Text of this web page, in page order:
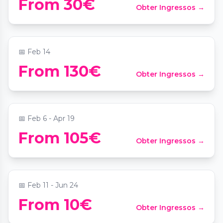
From 30€ Obter Ingressos →
Vive les mariés! : Formule dîner-spectacle
📍Le Solaris
📅 Feb 14
From 130€ Obter Ingressos →
Rooftop and Live Singer
📍7 Port de la Rapée
📅 Feb 6 - Apr 19
From 105€ Obter Ingressos →
Dassin au Cancan Pigalle
📍Le CANCAN Pigalle
📅 Feb 11 - Jun 24
From 10€ Obter Ingressos →
Own Chocolates